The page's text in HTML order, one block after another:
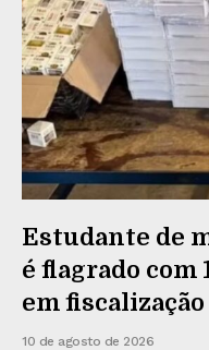
Estudante de
é flagrado com
em
10 de agosto de 2026